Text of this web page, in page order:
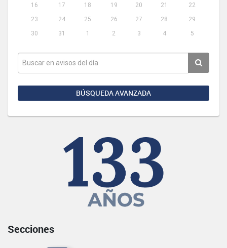
16
17 18 19 20 21
22
23
24 25 26 27 28
29
30
31 1 2 3 4 5
BÚSQUEDA AVANZADA
Secciones